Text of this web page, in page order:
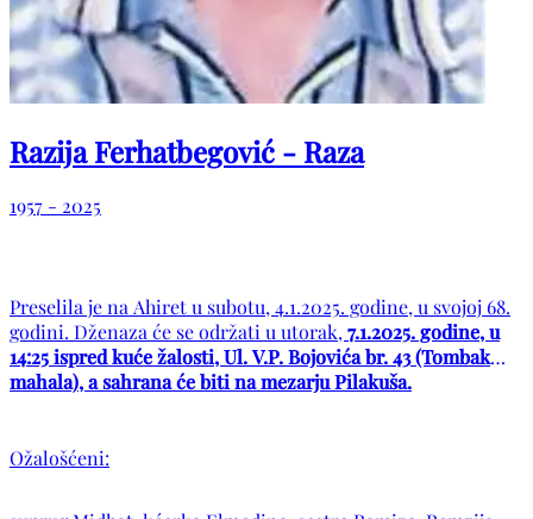
Razija Ferhatbegović - Raza
1957 - 2025
Preselila je na Ahiret u subotu, 4.1.2025. godine, u svojoj 68.
godini. Dženaza će se održati u utorak,7.1.2025. godine, u
14:25 ispred kuće žalosti, Ul. V.P. Bojovića br. 43 (Tombak
mahala), a sahrana će biti na mezarju Pilakuša.
Ožalošćeni: